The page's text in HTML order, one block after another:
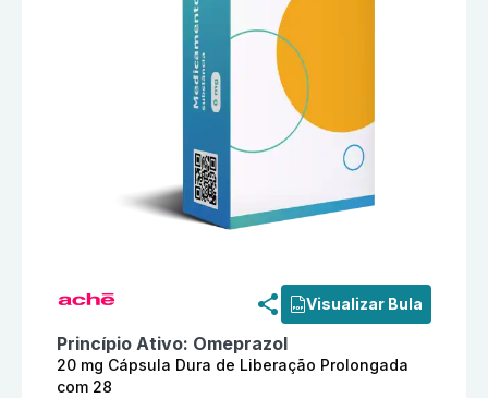
Visualizar Bula
Princípio Ativo: Omeprazol
20 mg Cápsula Dura de Liberação Prolongada
com 28